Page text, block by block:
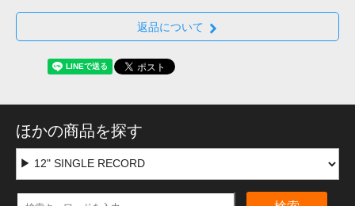
返品について
ほかの商品を探す